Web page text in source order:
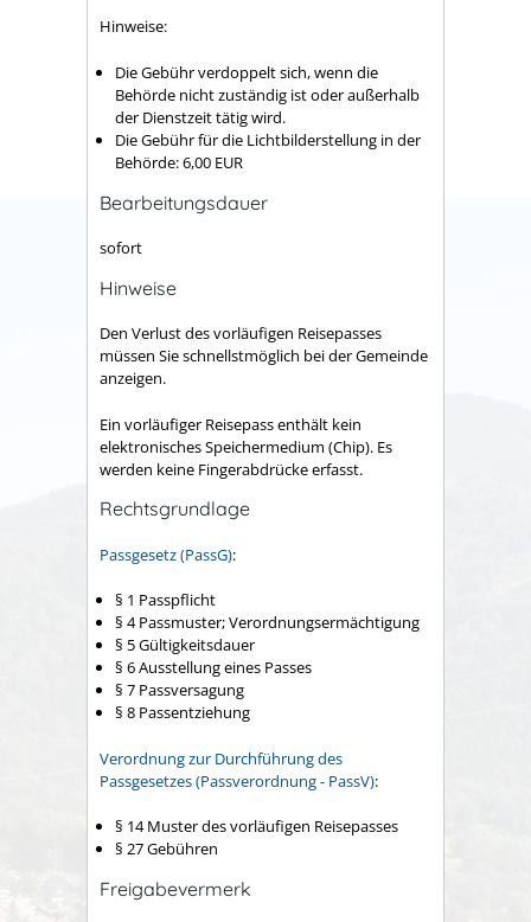
Hinweise:
Die Gebühr verdoppelt sich, wenn die
Behörde nicht zuständig ist oder außerhalb
der Dienstzeit tätig wird.
Die Gebühr für die Lichtbilderstellung in der
Behörde: 6,00 EUR
Bearbeitungsdauer
sofort
Hinweise
Den Verlust des vorläufigen Reisepasses
müssen Sie schnellstmöglich bei der Gemeinde
anzeigen.
Ein vorläufiger Reisepass enthält kein
elektronisches Speichermedium (Chip). Es
werden keine Fingerabdrücke erfasst.
Rechtsgrundlage
Passgesetz (PassG):
§ 1 Passpflicht
§ 4Passmuster; Verordnungsermächtigung
§ 5 Gültigkeitsdauer
§ 6 Ausstellung eines Passes
§ 7 Passversagung
§ 8 Passentziehung
Verordnung zur Durchführung des
Passgesetzes (Passverordnung - PassV):
§ 14 Muster des vorläufigen Reisepasses
§ 27Gebühren
Freigabevermerk